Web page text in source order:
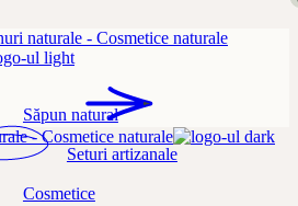
Săpun natural
Seturi artizanale
Cosmetice